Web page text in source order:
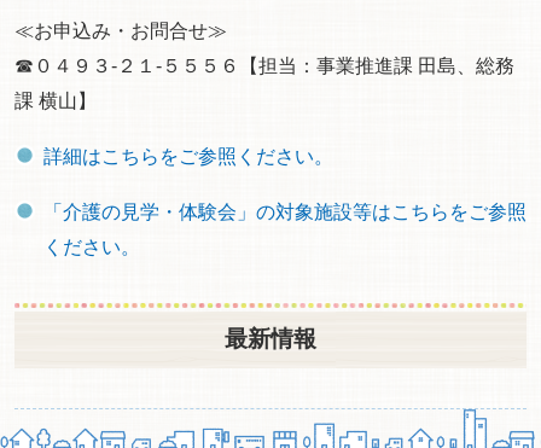
≪お申込み・お問合せ≫
☎０４９３-２１-５５５６【担当：事業推進課 田島、総務
課 横山】
詳細はこちらをご参照ください。
「介護の見学・体験会」の対象施設等はこちらをご参照
ください。
最新情報